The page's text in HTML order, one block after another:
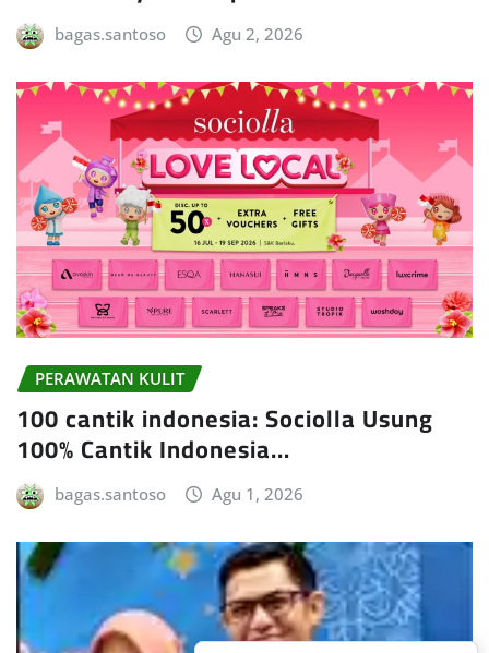
bagas.santoso Agu 2, 2026
PERAWATAN KULIT
100 cantik indonesia: Sociolla Usung
100% Cantik Indonesia…
bagas.santoso Agu 1, 2026